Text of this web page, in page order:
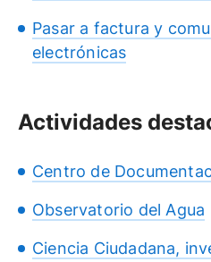
Pasar a factura y
electrónicas
Actividades
Centro de
Observatorio del Agua
Ciencia Ciudadana,